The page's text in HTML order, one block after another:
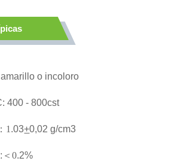
o incoloro
400 - 800cst
： 1 .03+0,02 g/cm3
＜0.2%